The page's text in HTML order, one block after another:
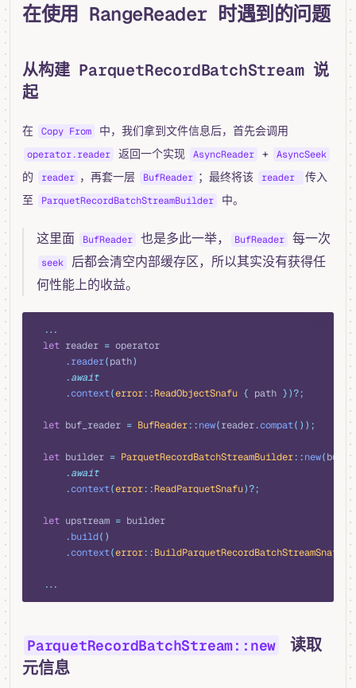
在使用 RangeReader 时遇到的问题
从构建 ParquetRecordBatchStream 说
起
在 Copy From 中，我们拿到文件信息后，首先会调用
operator.reader 返回一个实现 AsyncReader + AsyncSeek
的 reader ，再套一层 BufReader ；最终将该 reader
传入
至
ParquetRecordBatchStreamBuilder 中。
这里面 BufReader 也是多此一举， BufReader 每一次
seek
后都会清空内部缓存区，所以其实没有获得任
何性能上的收益。
  ...
  let
reader = operator
      .
reader(path)
      .
await
      .
context(error::ReadObjectSnafu { path })?;
  let
buf_reader = BufReader::new(reader.compat());
  let
builder = ParquetRecordBatchStreamBuilder::new(
      .
await
      .
context(error::ReadParquetSnafu)?;
  let
upstream = builder
      .
build()
      .
context(error::BuildParquetRecordBatchStreamSnafu
  ...
ParquetRecordBatchStream::new
读取
元信息